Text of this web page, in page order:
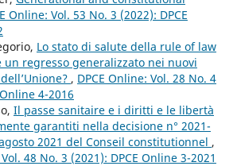
Online: Vol. 53 No. 3 (2022): DPCE
Lo stato di salute della rule of law
un regresso generalizzato nei nuovi
, DPCE Online: Vol. 28 No. 4
4-2016
Il passe sanitaire e i diritti e le libertà
garantiti nella decisione n° 2021-
2021 del Conseil constitutionnel ,
48 No. 3 (2021): DPCE Online 3-2021